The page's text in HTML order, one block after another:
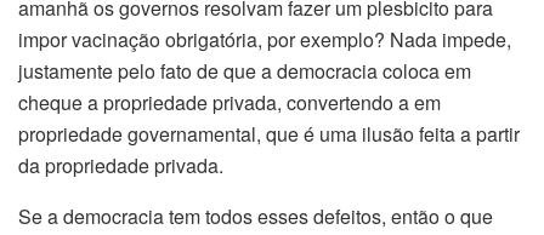
amanhã os governos resolvam fazer um plesbicito para
impor vacinação obrigatória, por exemplo? Nada impede,
justamente pelo fato de que a democracia coloca em
cheque a propriedade privada, convertendo a em
propriedade governamental, que é uma ilusão feita a partir
da propriedade privada.
Se a democracia tem todos esses defeitos, então o que